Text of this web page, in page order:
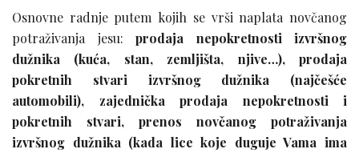
Osnovne radnje putem kojih se vrši naplata novčanog
potraživanja jesu: prodaja nepokretnosti izvršnog
dužnika (kuća, stan, zemljišta, njive…), prodaja
pokretnih stvari izvršnog dužnika (najčešće
automobili), zajednička prodaja nepokretnosti i
pokretnih stvari, prenos novčanog potraživanja
izvršnog dužnika (kada lice koje duguje Vama ima